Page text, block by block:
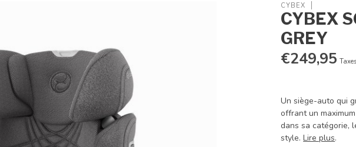
CYBEX
CYBEX
GREY
€249,95
Un siège-auto qui
offrant un
dans sa catégorie,
style.Lire plus.